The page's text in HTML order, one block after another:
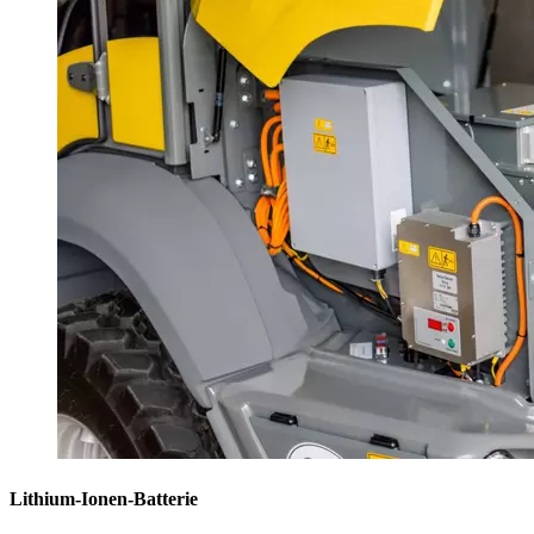
Lithium-Ionen-Batterie